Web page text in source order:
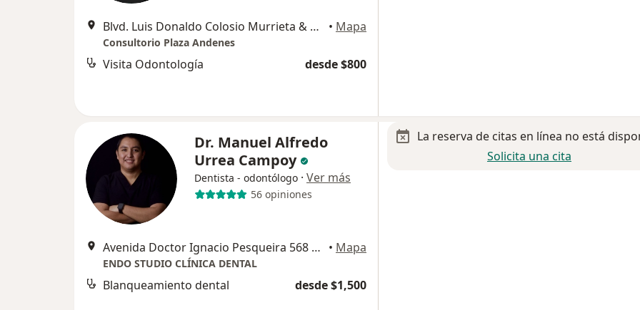
Blvd. Luis Donaldo Colosio Murrieta & Calzada de los Ángeles, Hermosillo • Mapa
Consultorio Plaza Andenes
Visita Odontología desde $800
Dr. Manuel Alfredo
Urrea Campoy
Dentista - odontólogo · Ver más
56 opiniones
Avenida Doctor Ignacio Pesqueira 568 Edificio, Hermosillo • Mapa
ENDO STUDIO CLÍNICA DENTAL
Blanqueamiento dental desde $1,500
La reserva de citas en línea no está
Solicita una cita